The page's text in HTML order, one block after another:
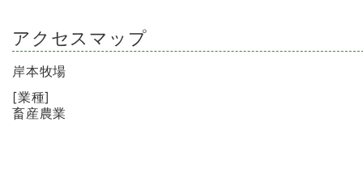
アクセスマップ
岸本牧場
[業種]
畜産農業